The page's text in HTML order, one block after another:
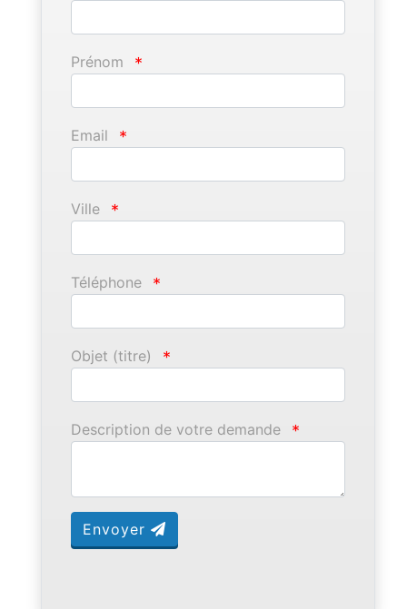
Prénom *
Email *
Ville *
Téléphone *
Objet (titre) *
Description de votre demande *
Envoyer